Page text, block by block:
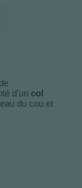
d’un col
du cou et